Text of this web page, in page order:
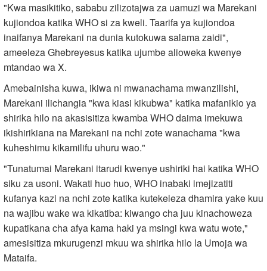
"Kwa masikitiko, sababu zilizotajwa za uamuzi wa Marekani
kujiondoa katika WHO si za kweli. Taarifa ya kujiondoa
inaifanya Marekani na dunia kutokuwa salama zaidi",
ameeleza Ghebreyesus katika ujumbe alioweka kwenye
mtandao wa X.
Amebainisha kuwa, ikiwa ni mwanachama mwanzilishi,
Marekani ilichangia "kwa kiasi kikubwa" katika mafanikio ya
shirika hilo na akasisitiza kwamba WHO daima imekuwa
ikishirikiana na Marekani na nchi zote wanachama "kwa
kuheshimu kikamilifu uhuru wao."
"Tunatumai Marekani itarudi kwenye ushiriki hai katika WHO
siku za usoni. Wakati huo huo, WHO inabaki imejizatiti
kufanya kazi na nchi zote katika kutekeleza dhamira yake kuu
na wajibu wake wa kikatiba: kiwango cha juu kinachoweza
kupatikana cha afya kama haki ya msingi kwa watu wote,"
amesisitiza mkurugenzi mkuu wa shirika hilo la Umoja wa
Mataifa.